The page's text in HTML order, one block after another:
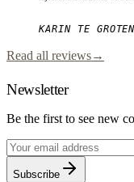
KARIN TE
Read all reviews→
Newsletter
Be the first to see new
Subscribe